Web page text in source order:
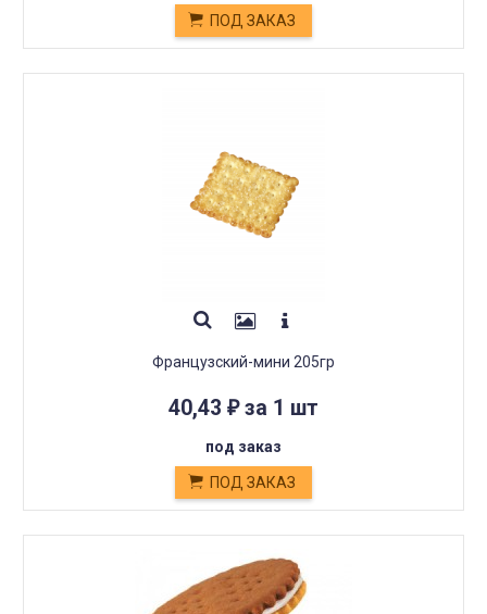
ПОД ЗАКАЗ
Французский-мини 205гр
40,43 ₽за 1 шт
под заказ
ПОД ЗАКАЗ